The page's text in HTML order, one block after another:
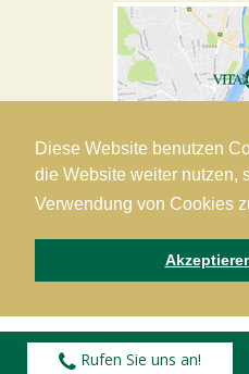
Diese Website benutzen
die Website weiter nutzen,
Verwendung von Cookies
Copyright 2019
Rufen Sie uns an!